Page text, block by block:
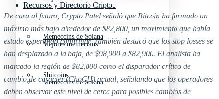
Memecoins de Solana
Shitcoins
Recursos y Directorio Cripto
Mejores memecoins
Memecoins de Solana
De cara al futuro, Crypto Patel señaló que Bitcoin ha formado un
máximo más bajo alrededor de $82,800, un movimiento que había
estado esperando confirmar. También destacó que los stop losses se
han desplazado a la baja, de $98,000 a $82,900. El analista ha
marcado la región de $82,800 como el disparador crítico de
cambio de carácter (ChoCH) actual, señalando que los operadores
deben observar este nivel de cerca para posibles cambios de